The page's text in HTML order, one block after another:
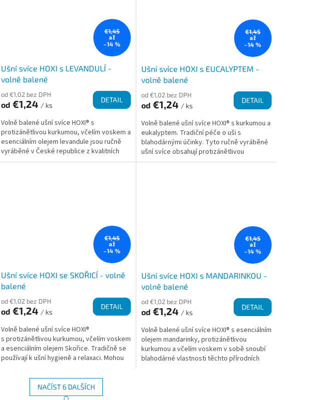
€1,45
až
–14 %
Ušní svíce HOXI s LEVANDULÍ -
volně balené
od €1,02 bez DPH
od €1,24 / ks
DETAIL
Volně balené ušní svíce HOXI® s
protizánětlivou kurkumou, včelím voskem a
esenciálním olejem levandule jsou ručně
vyráběné v České republice z kvalitních
přírodních materiálů....
€1,45
až
–14 %
Ušní svíce HOXI s EUCALYPTEM -
volně balené
od €1,02 bez DPH
od €1,24 / ks
DETAIL
Volně balené ušní svíce HOXI® s kurkumou a
eukalyptem. Tradiční péče o uši s
blahodárnými účinky. Tyto ručně vyráběné
ušní svíce obsahují protizánětlivou
kurkumu, včelí vosk a...
€1,45
až
–14 %
Ušní svíce HOXI se SKOŘICÍ - volně
balené
od €1,02 bez DPH
od €1,24 / ks
DETAIL
Volně balené ušní svíce HOXI®
s protizánětlivou kurkumou, včelím voskem
a esenciálním olejem Skořice. Tradičně se
používají k ušní hygieně a relaxaci. Mohou
€1,45
až
–14 %
Ušní svíce HOXI s MANDARINKOU -
volně balené
od €1,02 bez DPH
od €1,24 / ks
DETAIL
Volně balené ušní svíce HOXI® s esenciálním
olejem mandarinky, protizánětlivou
kurkumou a včelím voskem v sobě snoubí
blahodárné vlastnosti těchto přírodních
NAČÍST 6 DALŠÍCH